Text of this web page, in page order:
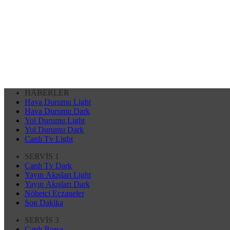
HABERLER
Hava Durumu Light
Hava Durumu Dark
Yol Durumu Light
Yol Durumu Dark
Canlı Tv Light
SERVİS 1
Canlı Tv Dark
Yayın Akışları Light
Yayın Akışları Dark
Nöbetçi Eczaneler
Son Dakika
SERVİS 3